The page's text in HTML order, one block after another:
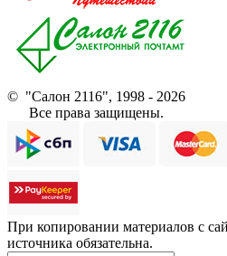
© "Салон 2116", 1998 - 2026
Все права защищены.
При копировании материалов с
источника обязательна.